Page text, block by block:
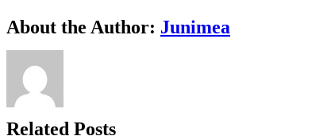
Facebook
X
Bluesky
Reddit
LinkedIn
WhatsApp
Telegram
Tumblr
Xing
Email
Copy
Link
About the Author: Junimea
Related Posts